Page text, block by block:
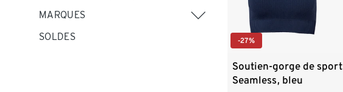
MARQUES
SOLDES
-27%
Soutien-gorge de sport
Seamless, bleu